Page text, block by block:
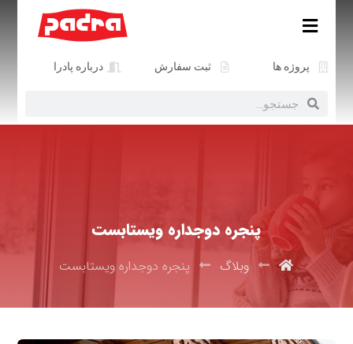
پروژه ها ثبت سفارش درباره پادرا
پنجره دوجداره ویستابست
وبلاگ پنجره دوجداره ویستابست